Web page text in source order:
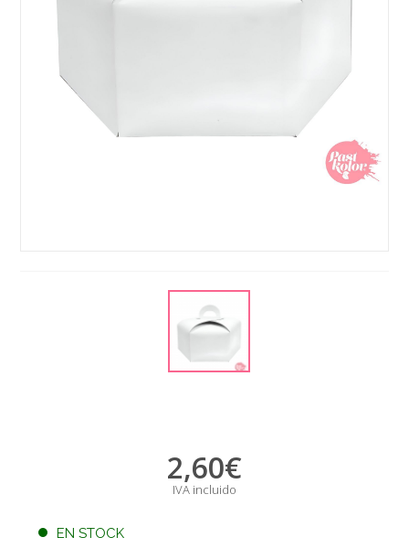
2,60€
IVA incluido
EN STOCK